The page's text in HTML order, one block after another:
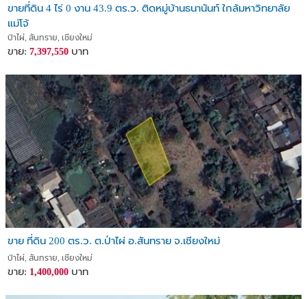
ขายที่ดิน 4 ไร่ 0 งาน 43.9 ตร.ว. ติดหมู่บ้านธนานันท์ ใกล้มหาวิทยาลัย
แม่โจ้
ป่าไผ่, สันทราย, เชียงใหม่
ขาย: 7,397,550 บาท
ขาย ที่ดิน 200 ตร.ว. ต.ป่าไผ่ อ.สันทราย จ.เชียงใหม่
ป่าไผ่, สันทราย, เชียงใหม่
ขาย: 1,400,000 บาท